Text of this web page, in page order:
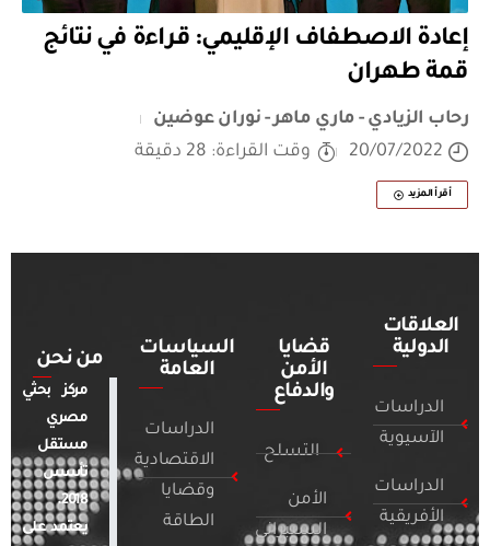
إعادة الاصطفاف الإقليمي: قراءة في نتائج
قمة طهران
رحاب الزيادي - ماري ماهر - نوران عوضين
20/07/2022
وقت القراءة: 28 دقيقة
أقرأ المزيد
العلاقات
الدولية
الدراسات
الآسيوية
الدراسات
الأفريقية
قضايا
الأمن
والدفاع
التسلح
الأمن
السيبراني
السياسات
العامة
الدراسات
الاقتصادية
وقضايا
الطاقة
من نحن
مركز بحثي
مصري
مستقل
تأسس
2018.
يعتمد على